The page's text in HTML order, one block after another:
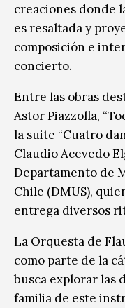
creaciones donde
es resaltada y
composición e
concierto.
Entre las obras
Astor Piazzolla,
la suite “Cuatro
Claudio Acevedo
Departamento de
Chile (DMUS),
entrega diversos
La Orquesta de
como parte de la
busca explorar las
familia de este